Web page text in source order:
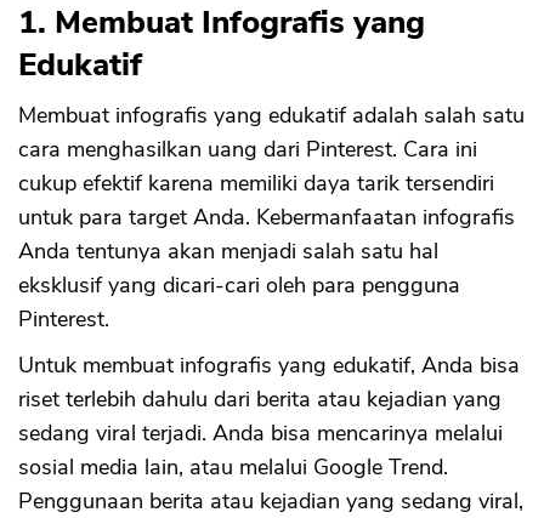
1. Membuat Infografis yang
Edukatif
Membuat infografis yang edukatif adalah salah satu
cara menghasilkan uang dari Pinterest. Cara ini
cukup efektif karena memiliki daya tarik tersendiri
untuk para target Anda. Kebermanfaatan infografis
Anda tentunya akan menjadi salah satu hal
eksklusif yang dicari-cari oleh para pengguna
Pinterest.
Untuk membuat infografis yang edukatif, Anda bisa
riset terlebih dahulu dari berita atau kejadian yang
sedang viral terjadi. Anda bisa mencarinya melalui
sosial media lain, atau melalui Google Trend.
Penggunaan berita atau kejadian yang sedang viral,